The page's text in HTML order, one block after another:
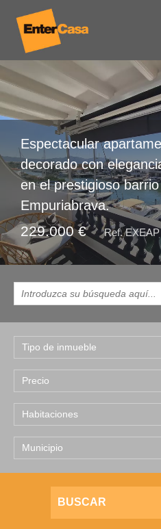
Espectacular
decorado con
en el prestigioso
Empuriabrava.
229.000 € Ref.